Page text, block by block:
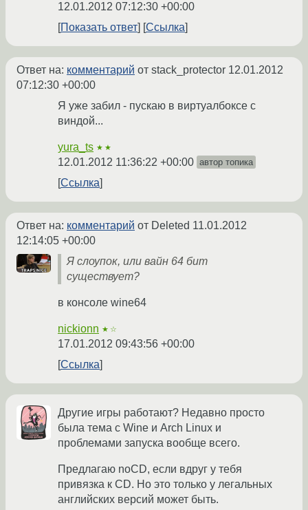
12.01.2012 07:12:30 +00:00
Показать ответ
Ссылка
Ответ на: комментарий от stack_protector 12.01.2012
07:12:30 +00:00
Я уже забил - пускаю в виртуалбоксе с
виндой...
yura_ts ★★
12.01.2012 11:36:22 +00:00 автор топика
Ссылка
Ответ на: комментарий от Deleted 11.01.2012
12:14:05 +00:00
Я слоупок, или вайн 64 бит
существует?
в консоле wine64
nickionn ★☆
17.01.2012 09:43:56 +00:00
Ссылка
Другие игры работают? Недавно просто
была тема с Wine и Arch Linux и
проблемами запуска вообще всего.
Предлагаю noCD, если вдруг у тебя
привязка к CD. Но это только у легальных
английских версий может быть.